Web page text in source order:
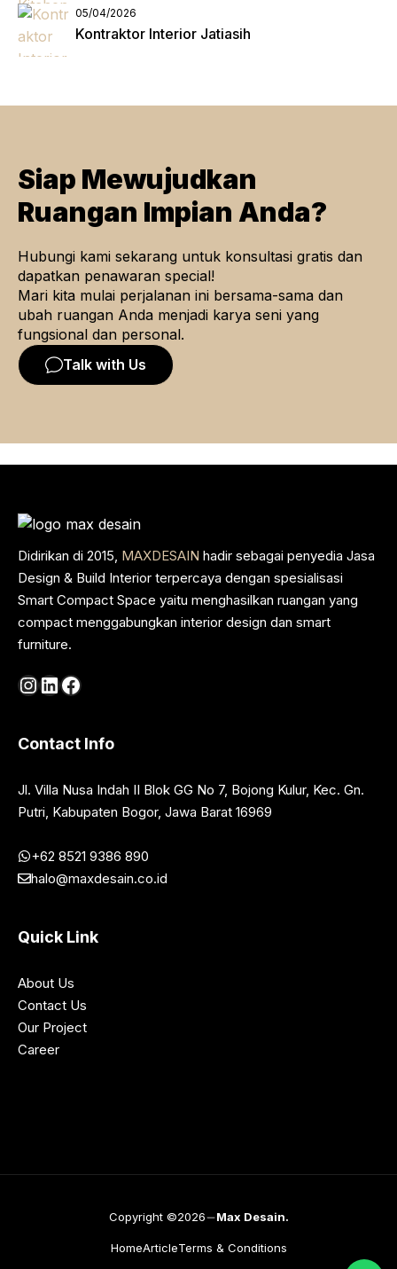
05/04/2026
Kontraktor Interior Jatiasih
Siap Mewujudkan
Ruangan Impian Anda?
Hubungi kami sekarang untuk konsultasi gratis dan
dapatkan penawaran special!
Mari kita mulai perjalanan ini bersama-sama dan
ubah ruangan Anda menjadi karya seni yang
fungsional dan personal.
Talk with Us
Didirikan di 2015, MAXDESAIN hadir sebagai penyedia Jasa
Design & Build Interior terpercaya dengan spesialisasi
Smart Compact Space yaitu menghasilkan ruangan yang
compact menggabungkan interior design dan smart
furniture.
Instagram
LinkedIn
Facebook
Contact Info
Jl. Villa Nusa Indah II Blok GG No 7, Bojong Kulur, Kec. Gn.
Putri, Kabupaten Bogor, Jawa Barat 16969
+62 8521 9386 890
halo@maxdesain.co.id
Quick Link
About Us
Contact Us
Our Project
Career
Copyright ©2026 Max Desain.
HomeArticleTerms & Conditions